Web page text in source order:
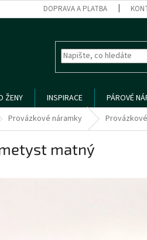
DOPRAVA A PLATBA
ŽENY INSPIRACE PÁROVÉ
Provázkové náramky
matný